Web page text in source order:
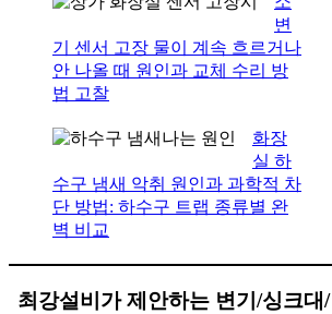
변
기 센서 고장 물이 계속 흐르거나
안 나올 때 원인과 교체 수리 방
법 고찰
화장
실 하
수구 냄새 악취 원인과 과학적 차
단 방법: 하수구 트랩 종류별 완
벽 비교
최강설비가 제안하는 변기/싱크대/